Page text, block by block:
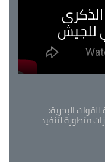
البحرية:
متطورة لتنفيذ